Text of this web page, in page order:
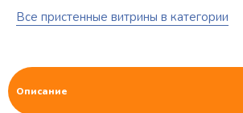
Все пристенные витрины в категории
Описание